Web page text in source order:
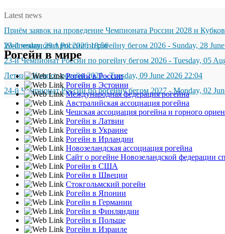
Latest news
Приём заявок на проведение Чемпионата России 2028 и
Wednesday, 29 April 2026 18:56
23-й чемпионат России по рогейну бегом 2026 - Sunday, 28
23-й Чемпионат России по рогейну бегом 2026 - Tuesday, 05
Летний Компот-рогейн 2026-Tuesday, 09 June 2026 22:04
24-й Чемпионат России по рогейну бегом 2027 - Monday, 02
Рогейн в мире
Рогейн в России
Рогейн в Эстонии
Международная федерация рогейна
Австралийская ассоциация рогейна
Чешская ассоциация рогейна и горного
Рогейн в Латвии
Рогейн в Украине
Рогейн в Ирландии
Новозеландская ассоциация рогейна
Сайт о рогейне Новозеландской федерации
Рогейн в США
Рогейн в Швеции
Стокгольмский рогейн
Рогейн в Японии
Рогейн в Германии
Рогейн в Финляндии
Рогейн в Польше
Рогейн в Израиле